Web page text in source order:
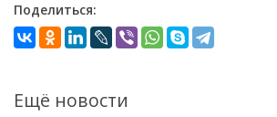
Поделиться:
Ещё новости